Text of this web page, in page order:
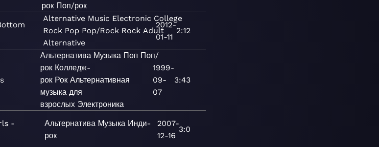
рок Поп/рок
Alternative Music Electronic College
Rock Pop Pop/Rock Rock Adult
Alternative
2012-
01-11
2:12
Альтернатива Музыка Поп Поп/
рок Колледж-
рок Рок Альтернативная
музыка для
взрослых Электроника
1999-
09-
07
3:43
-
Альтернатива Музыка Инди-
рок
2007-
12-16
3:0